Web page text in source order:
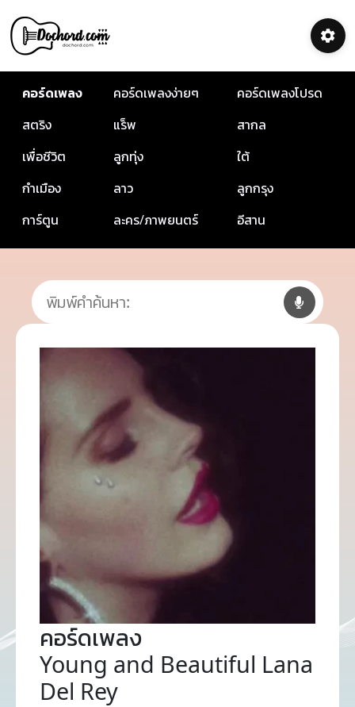
คอร์ดเพลง คอร์ดเพลงง่ายๆ
คอร์ดเพลงโปรด
สตริง
แร็พ
สากล
เพื่อชีวิต
ลูกทุ่ง
ใต้
กำเมือง
ลาว
ลูกกรุง
การ์ตูน
ละคร/ภาพยนตร์ อีสาน
คอร์ดเพลง
Young and Beautiful Lana
Del Rey